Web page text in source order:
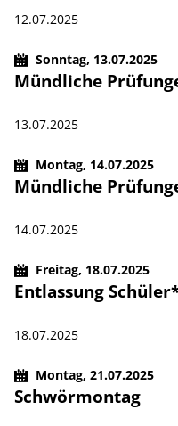
12.07.2025
Sonntag, 13.07.2025
Mündliche
13.07.2025
Montag, 14.07.2025
Mündliche
14.07.2025
Freitag, 18.07.2025
Entlassung
18.07.2025
Montag,21.07.2025
Schwörmontag